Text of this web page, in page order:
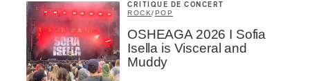
CRITIQUE DE CONCERT
ROCK/POP
OSHEAGA 2026 I Sofia
Isella is Visceral and
Muddy